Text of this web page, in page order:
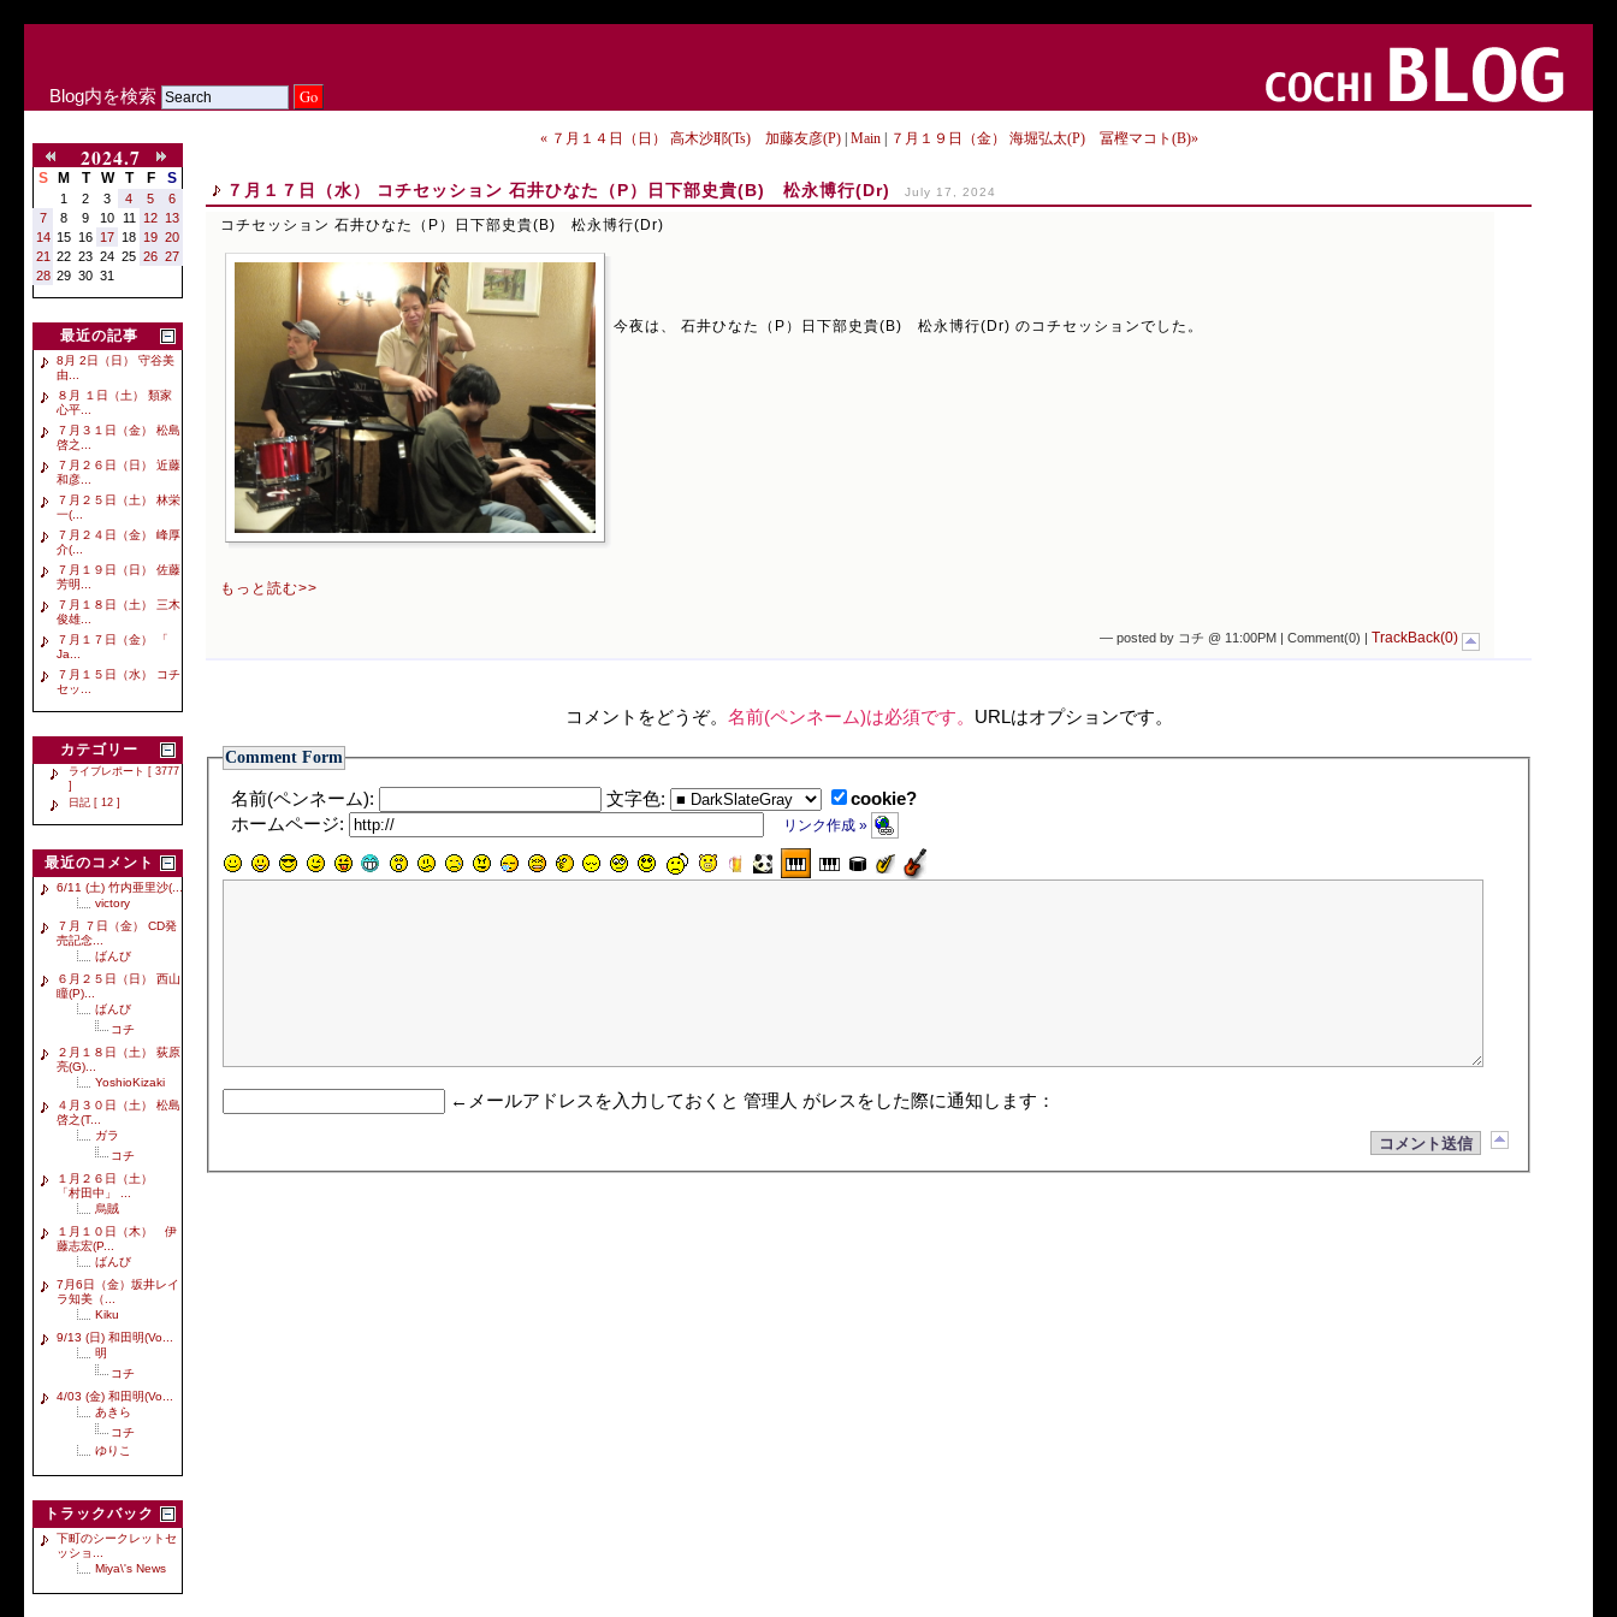
Blog内を検索
2024.7
S M T W T F S
1 2 3 4 5
6
7
8 9 10 11 12 13
14 15 16 17 18 19 20
21
22 23 24 25 26 27
28 29 30 31
最近の記事
8月 2日（日） 守谷美
由...
８月 １日（土） 類家
心平...
７月３１日（金） 松島
啓之...
７月２６日（日） 近藤
和彦...
７月２５日（土） 林栄
一(...
７月２４日（金） 峰厚
介(...
７月１９日（日） 佐藤
芳明...
７月１８日（土） 三木
俊雄...
７月１７日（金） 「
Ja...
７月１５日（水） コチ
セッ...
カテゴリー
ライブレポート [ 3777
]
日記 [ 12 ]
最近のコメント
6/11 (土) 竹内亜里沙(...
victory
７月 ７日（金） CD発
売記念...
ばんび
６月２５日（日） 西山
瞳(P)...
ばんび
コチ
２月１８日（土） 荻原
亮(G)...
YoshioKizaki
４月３０日（土） 松島
啓之(T...
ガラ
コチ
１月２６日（土）
「村田中」 ...
烏賊
１月１０日（木） 伊
藤志宏(P...
ばんび
7月6日（金）坂井レイ
ラ知美（...
Kiku
9/13 (日) 和田明(Vo...
明
コチ
4/03 (金) 和田明(Vo...
あきら
コチ
ゆりこ
トラックバック
下町のシークレットセ
ッショ...
Miya\'s News
« ７月１４日（日） 高木沙耶(Ts) 加藤友彦(P)| Main| ７月１９日（金） 海堀弘太(P) 冨樫マコト(B)»
７月１７日（水） コチセッション 石井ひなた（P）日下部史貴(B) 松永博行(Dr) July 17, 2024
コチセッション 石井ひなた（P）日下部史貴(B) 松永博行(Dr)
今夜は、 石井ひなた（P）日下部史貴(B) 松永博行(Dr) のコチセッションでした。
もっと読む>>
— posted by コチ @ 11:00PM | Comment(0) TrackBack(0)
コメントをどうぞ。 名前(ペンネーム)は必須です。 URLはオプションです。
Comment Form
名前(ペンネーム): 文字色: cookie?
ホームページ: リンク作成 »
←メールアドレスを入力しておくと 管理人 がレスをした際に通知します：
コメント送信